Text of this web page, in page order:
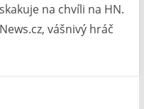
na chvíli na HN.
vášnivý hráč